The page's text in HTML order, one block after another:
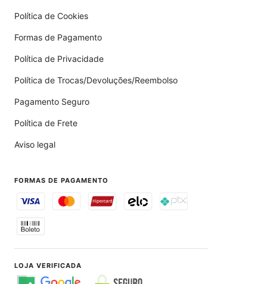
Política de Cookies
Formas de Pagamento
Política de Privacidade
Política de Trocas/Devoluções/Reembolso
Pagamento Seguro
Política de Frete
Aviso legal
FORMAS DE PAGAMENTO
LOJA VERIFICADA